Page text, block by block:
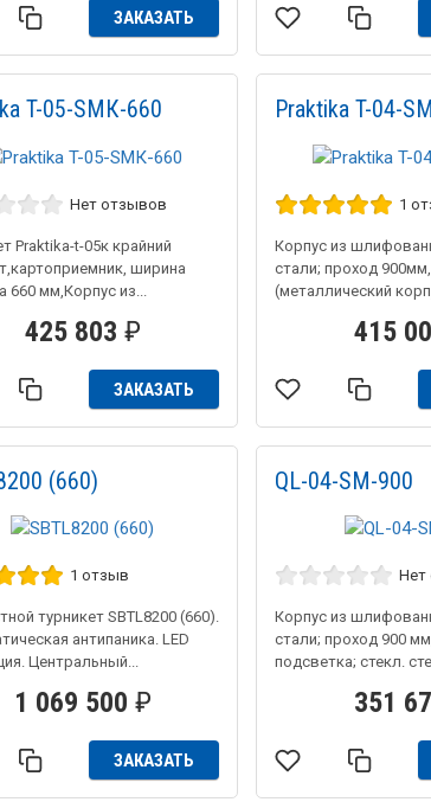
ЗАКАЗАТЬ
T-05-SMК-660
Нет отзывов
Praktika-t-05к крайний
ширина
660 мм,Корпус из...
425 803 ₽
ЗАКАЗАТЬ
Praktika T-04-
1
Корпус из
стали; проход
(металлический
415
(660)
1 отзыв
турникет SBTL8200 (660).
антипаника. LED
Центральный...
1 069 500 ₽
ЗАКАЗАТЬ
QL-04-SM-900
Нет
Корпус из
стали; проход 900
подсветка; стекл.
351